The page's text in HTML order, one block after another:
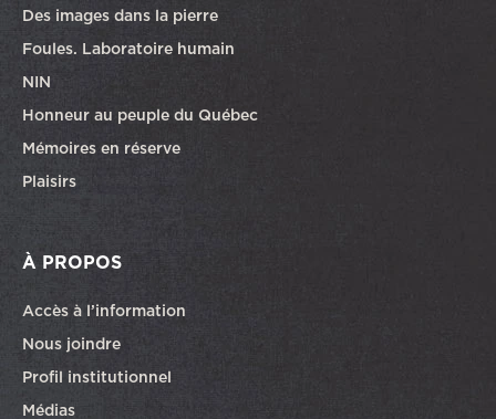
Des images dans la pierre
Foules. Laboratoire humain
NIN
Honneur au peuple du Québec
Mémoires en réserve
Plaisirs
À PROPOS
Accès à l’information
Nous joindre
Profil institutionnel
Médias